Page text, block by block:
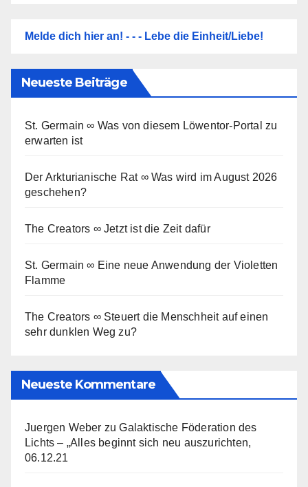
Melde dich hier an! - - - Lebe die Einheit/Liebe!
Neueste Beiträge
St. Germain ∞ Was von diesem Löwentor-Portal zu
erwarten ist
Der Arkturianische Rat ∞ Was wird im August 2026
geschehen?
The Creators ∞ Jetzt ist die Zeit dafür
St. Germain ∞ Eine neue Anwendung der Violetten
Flamme
The Creators ∞ Steuert die Menschheit auf einen
sehr dunklen Weg zu?
Neueste Kommentare
Juergen Weber zuGalaktische Föderation des
Lichts – „Alles beginnt sich neu auszurichten,
06.12.21